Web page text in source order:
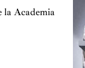
la Academia